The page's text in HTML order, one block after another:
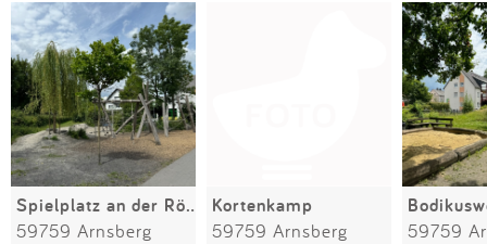
Spielplatz an der Röhr Schule
59759 Arnsberg
Kortenkamp
59759 Arnsberg 59759